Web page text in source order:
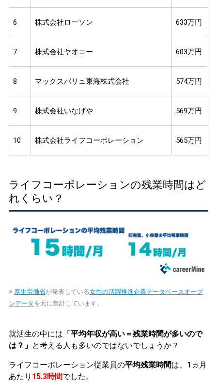
6 株式会社ローソン 633万円
7 株式会社ヤオコー 603万円
8 マックスバリュ東海株式会社 574万円
9 株式会社いなげや 569万円
10 株式会社ライフコーポレーション 565万円
ライフコーポレーションの残業時間はど
れくらい？
※ 厚生労働省が発表している女性の活躍推進企業データベースオープ
ンデータ を元に集計しています。
就活生の中には 「平均年収が高い＝残業時間が多いので
は？」 と考える人も多いのではないでしょうか？
ライフコーポレーション従業員の平均残業時間は、1ヵ月
あたり 15.3時間でした。